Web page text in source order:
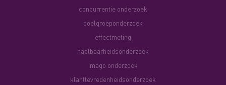
concurrentie onderzoek
doelgroeponderzoek
effectmeting
haalbaarheidsonderzoek
imago onderzoek
klanttevredenheidsonderzoek